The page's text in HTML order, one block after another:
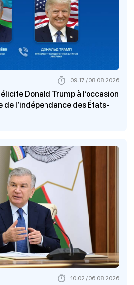
Donald Trump à l’occasion
de l’indépendance des États-
09:17 / 08.08.2026
10:02 / 06.08.2026